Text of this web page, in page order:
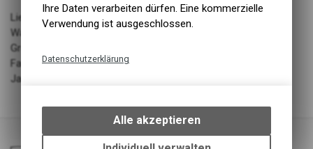
Lieferant: Adcom Sports Trade AG
Warengruppe: LL - Bekleidung
Grösse/Länge: M/L
Farbe: deep black
Jahrgang: FW 23/24
Ihre Daten verarbeiten dürfen. Eine kommerzielle
Verwendung ist ausgeschlossen.
Datenschutzerklärung
bestimmte Interaktionen und
Einstellungen auf Ihrem Gerät,
um die grundlegenden
Alle akzeptieren